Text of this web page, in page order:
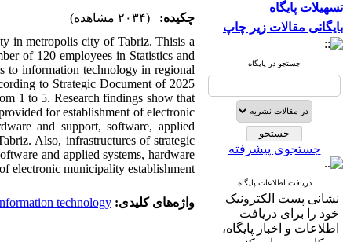
تسهیلات پایگاه
بایگانی مقالات زیر چاپ
جستجو در پایگاه
جستجوی پیشرفته
دریافت اطلاعات پایگاه
نشانی پست الکترونیک
خود را برای دریافت
اطلاعات و اخبار پایگاه،
چکیده:
(۲۰۳۴ مشاهده)
in metropolis city of Tabriz. Thisis a
of 120 employees in Statistics and
to information technology in regional
to Strategic Document of 2025
1 to 5. Research findings show that
for establishment of electronic
and support, software, applied
Also, infrastructures of strategic
and applied systems, hardware
electronic municipality establishment.
واژه‌های کلیدی: technology.